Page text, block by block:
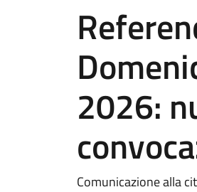
2026:
Comunicazione alla